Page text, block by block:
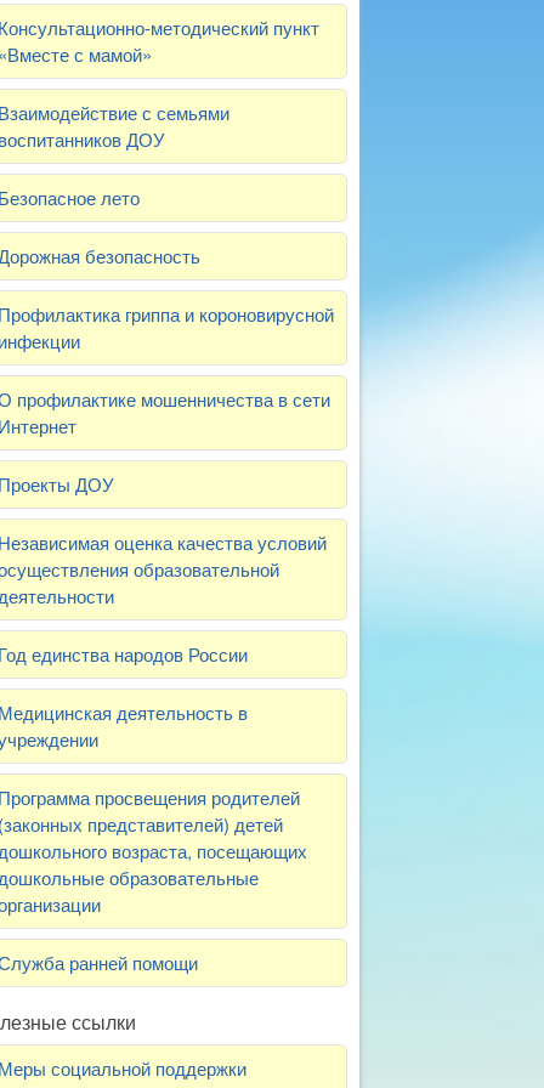
методический пункт
с мамой»
с семьями
ДОУ
лето
безопасность
гриппа и короновирусной
профилактике мошенничества в сети
ДОУ
оценка качества условий
образовательной
единства народов России
деятельность в
просвещения родителей
представителей) детей
возраста, посещающих
образовательные
ранней помощи
ссылки
социальной поддержки